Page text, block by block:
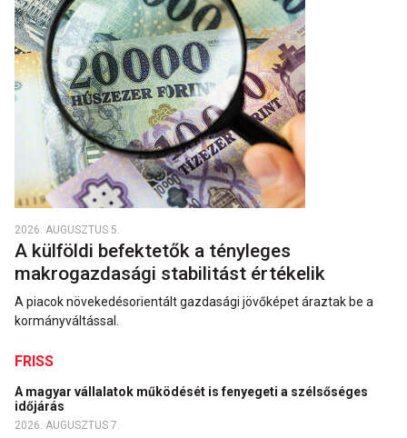
2026. AUGUSZTUS 5.
A külföldi befektetők a tényleges
makrogazdasági stabilitást értékelik
A piacok növekedésorientált gazdasági jövőképet áraztak be a
kormányváltással.
FRISS
A magyar vállalatok működését is fenyegeti a szélsőséges
időjárás
2026. AUGUSZTUS 7.